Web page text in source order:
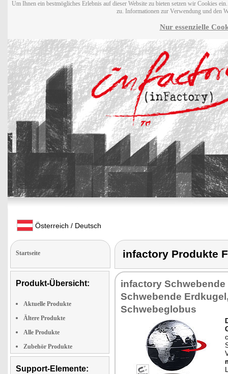
Um Ihnen ein bestmögliches Erlebnis auf dieser Website zu bieten setzen wir Cookies
zu. Informationen zur Verwendung und den
Nur essenzielle
Österreich / Deutsch
Startseite
Produkt-Übersicht:
Aktuelle Produkte
Ältere Produkte
Alle Produkte
Zubehör Produkte
Support-Elemente:
infactory Produkte
infactory Schwebende
Schwebende
Schwebeglobus